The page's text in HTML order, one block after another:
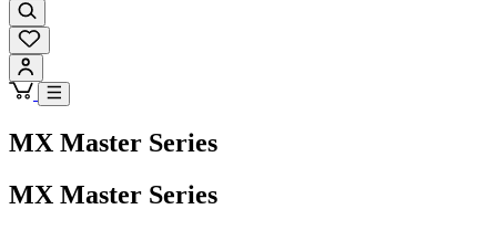
MX Master Series
MX Master Series